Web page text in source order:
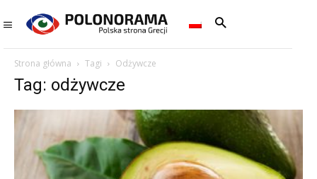
Strona główna Tagi Odżywcze
Tag: odżywcze